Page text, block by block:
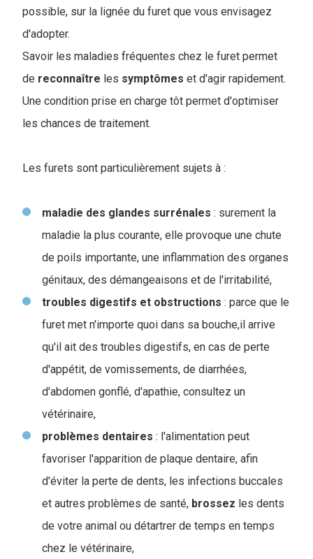
possible, sur la lignée du furet que vous envisagez
d'adopter.
Savoir les maladies fréquentes chez le furet permet
de reconnaître les symptômes et d'agir rapidement.
Une condition prise en charge tôt permet d'optimiser
les chances de traitement.
Les furets sont particulièrement sujets à :
maladie des glandes surrénales : surement la
maladie la plus courante, elle provoque une chute
de poils importante, une inflammation des organes
génitaux, des démangeaisons et de l'irritabilité,
troubles digestifs et obstructions : parce que le
furet met n'importe quoi dans sa bouche,il arrive
qu'il ait des troubles digestifs, en cas de perte
d'appétit, de vomissements, de diarrhées,
d'abdomen gonflé, d'apathie, consultez un
vétérinaire,
problèmes dentaires : l'alimentation peut
favoriser l'apparition de plaque dentaire, afin
d'éviter la perte de dents, les infections buccales
et autres problèmes de santé, brossez les dents
de votre animal ou détartrer de temps en temps
chez le vétérinaire,